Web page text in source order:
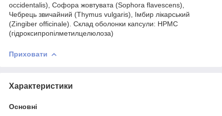
occidentalis), Софора жовтувата (Sophora flavescens),
Чебрець звичайний (Thymus vulgaris), Імбир лікарський
(Zingiber officinale). Склад оболонки капсули: HPMC
(гідроксипропілметилцелюлоза)
Приховати
Характеристики
Основні